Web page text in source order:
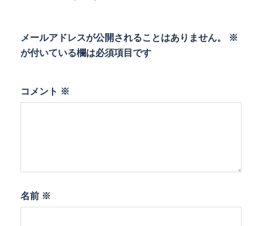
メールアドレスが公開されることはありません。
※
が付いている欄は必須項目です
コメント ※
名前 ※